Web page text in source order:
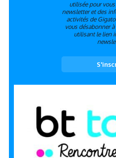
utilisée pour
newsletter et des
activités de
vous désabonner
utilisant le lien